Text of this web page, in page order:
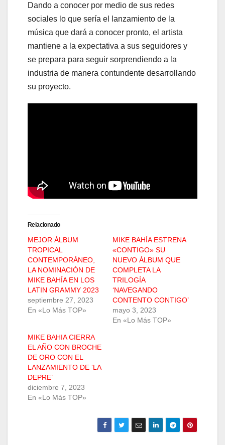
Dando a conocer por medio de sus redes
sociales lo que sería el lanzamiento de la
música que dará a conocer pronto, el artista
mantiene a la expectativa a sus seguidores y
se prepara para seguir sorprendiendo a la
industria de manera contundente desarrollando
su proyecto.
Relacionado
MEJOR ÁLBUM
TROPICAL
CONTEMPORÁNEO,
LA NOMINACIÓN DE
MIKE BAHÍA EN LOS
LATIN GRAMMY 2023
septiembre 27, 2023
En «Lo Más TOP»
MIKE BAHÍA ESTRENA
«CONTIGO» SU
NUEVO ÁLBUM QUE
COMPLETA LA
TRILOGÍA
‘NAVEGANDO
CONTENTO CONTIGO’
mayo 3, 2023
En «Lo Más TOP»
MIKE BAHIA CIERRA
EL AÑO CON BROCHE
DE ORO CON EL
LANZAMIENTO DE ‘LA
DEPRE’
diciembre 7, 2023
En «Lo Más TOP»